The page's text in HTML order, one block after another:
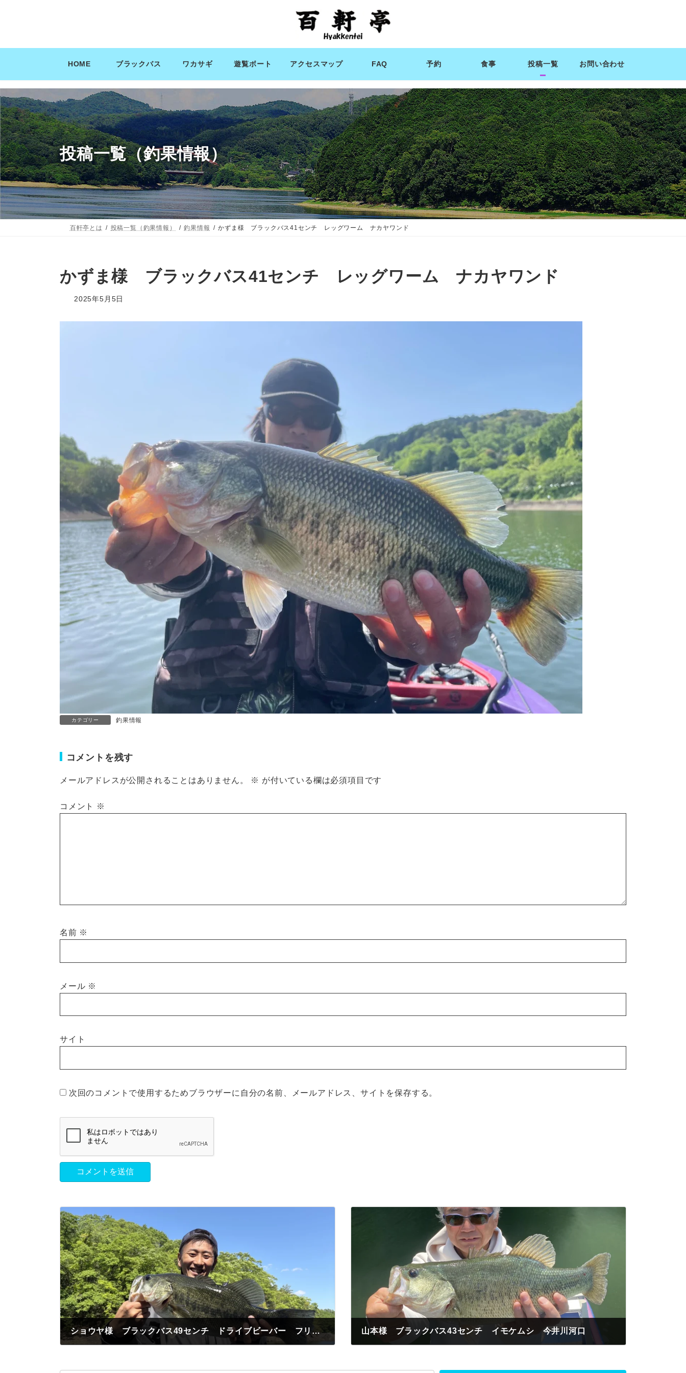
ン
ス
キ
ッ
プ
ー
ン
に
移
動
HOME ブラックバス ワカサギ 遊覧ボート アクセスマップ FAQ 予約 食事 投稿一覧 お問い合わせ
投稿一覧（釣果情報）
百軒亭とは 投稿一覧（釣果情報） 釣果情報 かずま様 ブラックバス41センチ レッグワーム ナカヤワンド
かずま様 ブラックバス41センチ レッグワーム ナカヤワンド
2025年5月5日
カテゴリー 釣果情報
コメントを残す
メールアドレスが公開されることはありません。 ※ が付いている欄は必須項目です
コメント ※
名前 ※
メール ※
サイト
次回のコメントで使用するためブラウザーに自分の名前、メールアドレス、サイトを保存する。
ショウヤ様 ブラックバス49センチ ドライブビーバー フリーリグ 今井川河口 山本様 ブラックバス43センチ イモケムシ 今井川河口